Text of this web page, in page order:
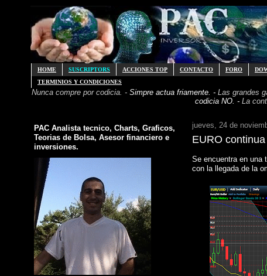
HOME SUSCRIPTORS ACCIONES TOP CONTACTO FORO
TERMINIOS Y CONDICIONES
Nunca compre por codicia. - Simpre actua friamente. - Las grandes
codicia NO. - La
PAC Analista tecnico, Charts, Graficos,
Teorias de Bolsa, Asesor financiero e
inversiones.
jueves, 24 de
EURO
Se encuentra en una
con la llegada de la